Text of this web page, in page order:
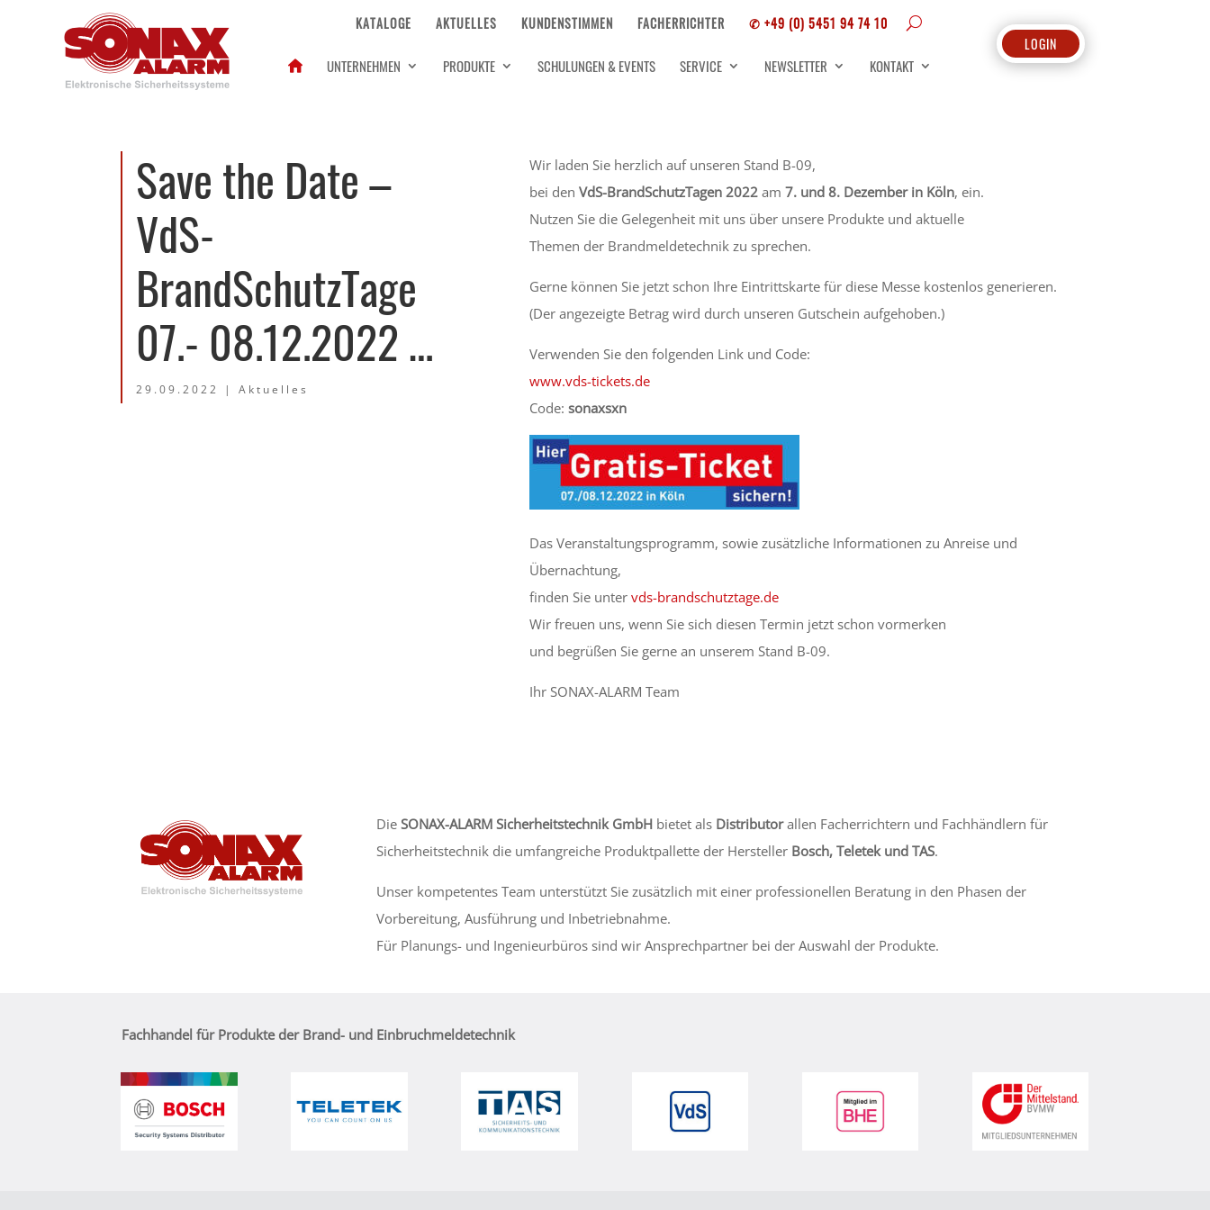
KATALOGE AKTUELLES KUNDENSTIMMEN FACHERRICHTER ✆ +49 (0) 5451 94 74 10
UNTERNEHMEN PRODUKTE SCHULUNGEN & EVENTS SERVICE NEWSLETTER KONTAKT
LOGIN
Save the Date –
VdS-
BrandSchutzTage
07.- 08.12.2022 …
29.09.2022 |Aktuelles
Wir laden Sie herzlich auf unseren Stand B-09,
bei denVdS-BrandSchutzTagen 2022 am7. und 8. Dezember in Köln, ein.
Nutzen Sie die Gelegenheit mit uns über unsere Produkte und aktuelle
Themen der Brandmeldetechnik zu sprechen.
Gerne können Sie jetzt schon Ihre Eintrittskarte für diese Messe kostenlos generieren.
(Der angezeigte Betrag wird durch unseren Gutschein aufgehoben.)
Verwenden Sie den folgenden Link und Code:
www.vds-tickets.de
Code:sonaxsxn
Das Veranstaltungsprogramm, sowie zusätzliche Informationen zu Anreise und
Übernachtung,
finden Sie untervds-brandschutztage.de
Wir freuen uns, wenn Sie sich diesen Termin jetzt schon vormerken
und begrüßen Sie gerne an unserem Stand B-09.
Ihr SONAX-ALARM Team
Die SONAX-ALARM Sicherheitstechnik GmbHbietet als Distributorallen Facherrichtern und Fachhändlern für
Sicherheitstechnik die umfangreiche Produktpallette der Hersteller Bosch, Teletek und TAS.
Unser kompetentes Team unterstützt Sie zusätzlich mit einer professionellen Beratung in den Phasen der
Vorbereitung, Ausführung und Inbetriebnahme.
Für Planungs- und Ingenieurbüros sind wir Ansprechpartner bei der Auswahl der Produkte.
Fachhandel für Produkte der Brand- und Einbruchmeldetechnik